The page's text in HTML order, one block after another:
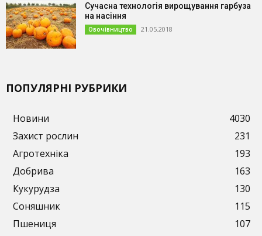
Сучасна технологія вирощування гарбуза
на насіння
Овочівництво 21.05.2018
ПОПУЛЯРНІ РУБРИКИ
Новини
4030
Захист рослин
231
Агротехніка
193
Добрива
163
Кукурудза
130
Соняшник
115
Пшениця
107